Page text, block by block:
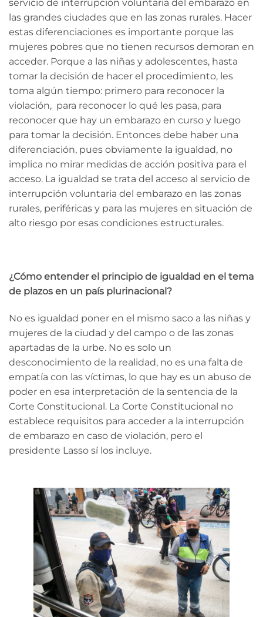
servicio de interrupción voluntaria del embarazo en
las grandes ciudades que en las zonas rurales. Hacer
estas diferenciaciones es importante porque las
mujeres pobres que no tienen recursos demoran en
acceder. Porque a las niñas y adolescentes, hasta
tomar la decisión de hacer el procedimiento, les
toma algún tiempo: primero para reconocer la
violación, para reconocer lo qué les pasa, para
reconocer que hay un embarazo en curso y luego
para tomar la decisión. Entonces debe haber una
diferenciación, pues obviamente la igualdad, no
implica no mirar medidas de acción positiva para el
acceso. La igualdad se trata del acceso al servicio de
interrupción voluntaria del embarazo en las zonas
rurales, periféricas y para las mujeres en situación de
alto riesgo por esas condiciones estructurales.
¿Cómo entender el principio de igualdad en el tema
de plazos en un país plurinacional?
No es igualdad poner en el mismo saco a las niñas y
mujeres de la ciudad y del campo o de las zonas
apartadas de la urbe. No es solo un
desconocimiento de la realidad, no es una falta de
empatía con las víctimas, lo que hay es un abuso de
poder en esa interpretación de la sentencia de la
Corte Constitucional. La Corte Constitucional no
establece requisitos para acceder a la interrupción
de embarazo en caso de violación, pero el
presidente Lasso sí los incluye.